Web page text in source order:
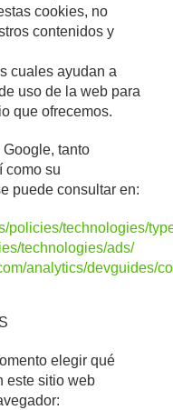
cookies, no
contenidos y
cuales ayudan a
uso de la web para
que ofrecemos.
tanto
como su
puede consultar en:
policies/technologies/
technologies/ads/
analytics/devguides/
elegir qué
este sitio web